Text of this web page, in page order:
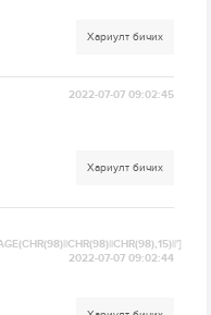
Хариулт бичих
2022-07-07 09:02:45
Хариулт бичих
2022-07-07 09:02:44